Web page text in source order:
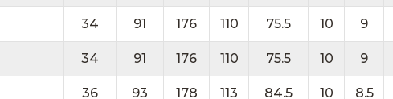
34 91 176 110 75.5 10 9
34 91 176 110 75.5 10 9
36 93 178 113 84.5 10 8.5